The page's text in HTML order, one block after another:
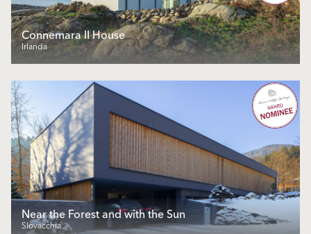
Connemara II House
Irlanda
Near the Forest and with the Sun
Slovacchia